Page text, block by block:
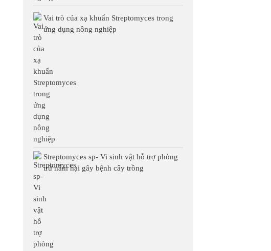
Vai trò của xạ khuẩn Streptomyces trong
ứng dụng nông nghiệp
Streptomyces sp- Vi sinh vật hỗ trợ phòng
trừ nấm hại gây bệnh cây trồng